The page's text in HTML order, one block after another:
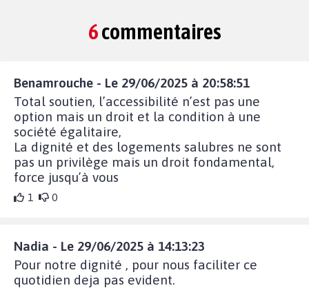
6commentaires
Benamrouche - Le 29/06/2025 à 20:58:51
Total soutien, l’accessibilité n’est pas une
option mais un droit et la condition à une
société égalitaire,
La dignité et des logements salubres ne sont
pas un privilège mais un droit fondamental,
force jusqu’à vous
1 0
Nadia - Le 29/06/2025 à 14:13:23
Pour notre dignité , pour nous faciliter ce
quotidien deja pas evident.